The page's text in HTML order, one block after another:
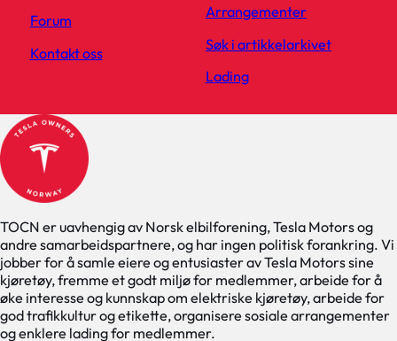
TOCN er uavhengig av Norsk elbilforening, Tesla Motors og
andre samarbeidspartnere, og har ingen politisk forankring. Vi
jobber for å samle eiere og entusiaster av Tesla Motors sine
kjøretøy, fremme et godt miljø for medlemmer, arbeide for å
øke interesse og kunnskap om elektriske kjøretøy, arbeide for
god trafikkultur og etikette, organisere sosiale arrangementer
og enklere lading for medlemmer.
Forum
Kontakt oss
Arrangementer
Søk i artikkelarkivet
Lading